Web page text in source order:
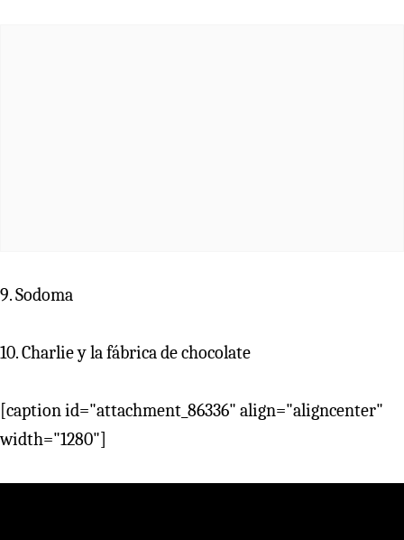
9. Sodoma
10. Charlie y la fábrica de chocolate
[caption id="attachment_86336" align="aligncenter"
width="1280"]